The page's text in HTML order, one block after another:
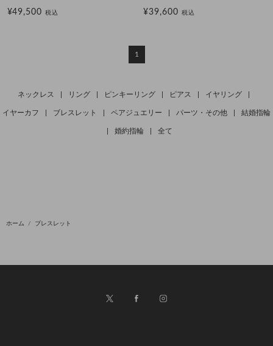
¥49,500税込 ¥39,600 税込
1
ネックレス リング ピンキーリング ピアス イヤリング
イヤーカフ ブレスレット ペアジュエリー パーツ・その他 結婚指輪
婚約指輪 全て
ホーム ブレスレット